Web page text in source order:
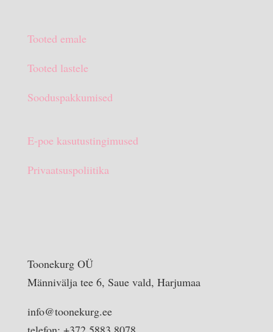
€15.90.
Tooted emale
Tooted lastele
Sooduspakkumised
E-poe kasutustingimused
Privaatsuspoliitika
Toonekurg OÜ
Männivälja tee 6, Saue vald, Harjumaa
info@toonekurg.ee